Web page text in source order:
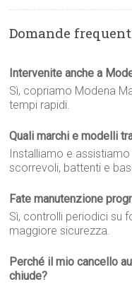
Domande
Intervenite anche a
Sì, copriamo Modena
tempi rapidi.
Quali marchi e modelli
Installiamo e assistiamo
scorrevoli, battenti e
Fate manutenzione
Sì, controlli periodici su
maggiore sicurezza.
Perché il mio cancello
chiude?